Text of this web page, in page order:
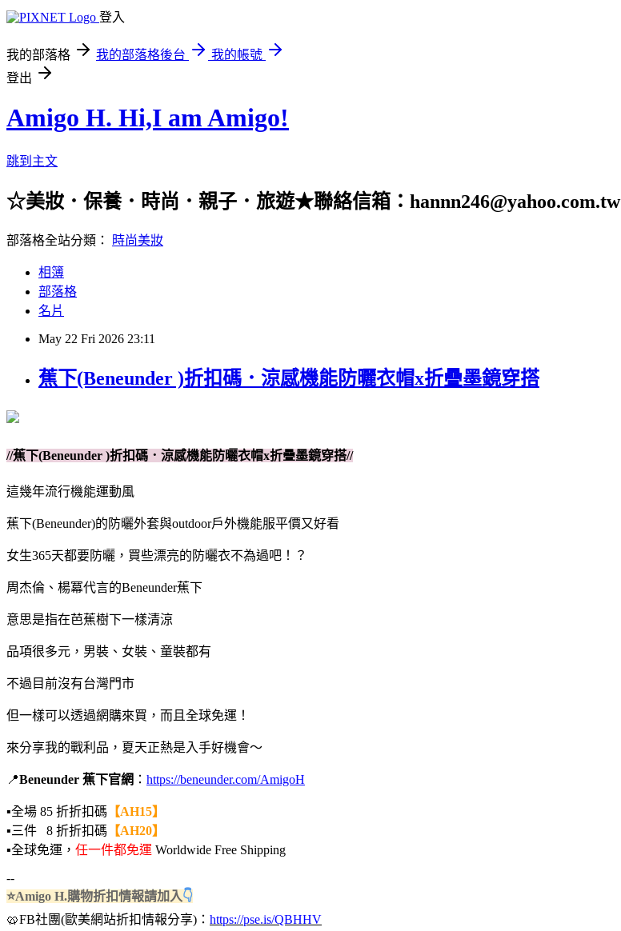
登入
我的部落格 我的部落格後台
我的帳號
登出
Amigo H. Hi,I am Amigo!
跳到主文
☆美妝．保養．時尚．親子．旅遊★聯絡信箱：hannn246@yahoo.com.tw
部落格全站分類： 時尚美妝
相簿
部落格
名片
May 22 Fri 2026 23:11
蕉下(Beneunder )折扣碼．涼感機能防曬衣帽x折疊墨鏡穿搭
//蕉下(Beneunder )折扣碼．涼感機能防曬衣帽x折疊墨鏡穿搭//
這幾年流行機能運動風
蕉下(Beneunder)的防曬外套與outdoor戶外機能服平價又好看
女生365天都要防曬，買些漂亮的防曬衣不為過吧！？
周杰倫、楊冪代言的Beneunder蕉下
意思是指在芭蕉樹下一樣清涼
品項很多元，男裝、女裝、童裝都有
不過目前沒有台灣門市
但一樣可以透過網購來買，而且全球免運！
來分享我的戰利品，夏天正熱是入手好機會～
📍Beneunder 蕉下官網 ： https://beneunder.com/AmigoH
▪️全場 85 折折扣碼 【AH15】
▪️三件 8 折折扣碼 【AH20】
▪️全球免運， 任一件都免運 Worldwide Free Shipping
--
⭐Amigo H.購物折扣情報請加入👇
🥨FB社團(歐美網站折扣情報分享)： https://pse.is/QBHHV